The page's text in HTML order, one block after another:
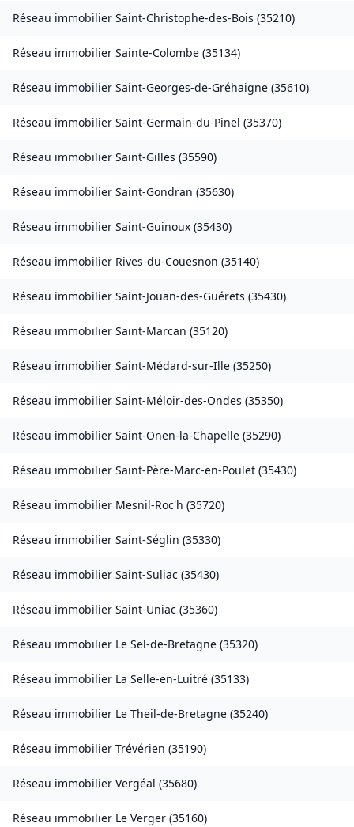
Réseau immobilier Saint-Christophe-des-Bois (35210)
Réseau immobilier Sainte-Colombe (35134)
Réseau immobilier Saint-Georges-de-Gréhaigne (35610)
Réseau immobilier Saint-Germain-du-Pinel (35370)
Réseau immobilier Saint-Gilles (35590)
Réseau immobilier Saint-Gondran (35630)
Réseau immobilier Saint-Guinoux (35430)
Réseau immobilier Rives-du-Couesnon (35140)
Réseau immobilier Saint-Jouan-des-Guérets (35430)
Réseau immobilier Saint-Marcan (35120)
Réseau immobilier Saint-Médard-sur-Ille (35250)
Réseau immobilier Saint-Méloir-des-Ondes (35350)
Réseau immobilier Saint-Onen-la-Chapelle (35290)
Réseau immobilier Saint-Père-Marc-en-Poulet (35430)
Réseau immobilier Mesnil-Roc'h (35720)
Réseau immobilier Saint-Séglin (35330)
Réseau immobilier Saint-Suliac (35430)
Réseau immobilier Saint-Uniac (35360)
Réseau immobilier Le Sel-de-Bretagne (35320)
Réseau immobilier La Selle-en-Luitré (35133)
Réseau immobilier Le Theil-de-Bretagne (35240)
Réseau immobilier Trévérien (35190)
Réseau immobilier Vergéal (35680)
Réseau immobilier Le Verger (35160)